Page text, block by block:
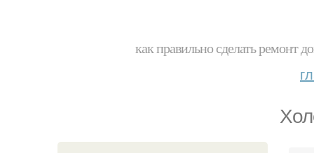
как правильно сделать ремонт